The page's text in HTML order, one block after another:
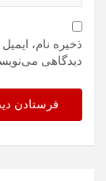
ذخیره نام،
دیدگاهی